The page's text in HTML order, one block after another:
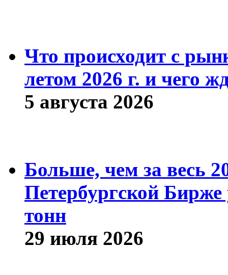
Что происходит с
летом 2026 г. и чего
5 августа 2026
Больше, чем за весь
Петербургской
тонн
29 июля 2026